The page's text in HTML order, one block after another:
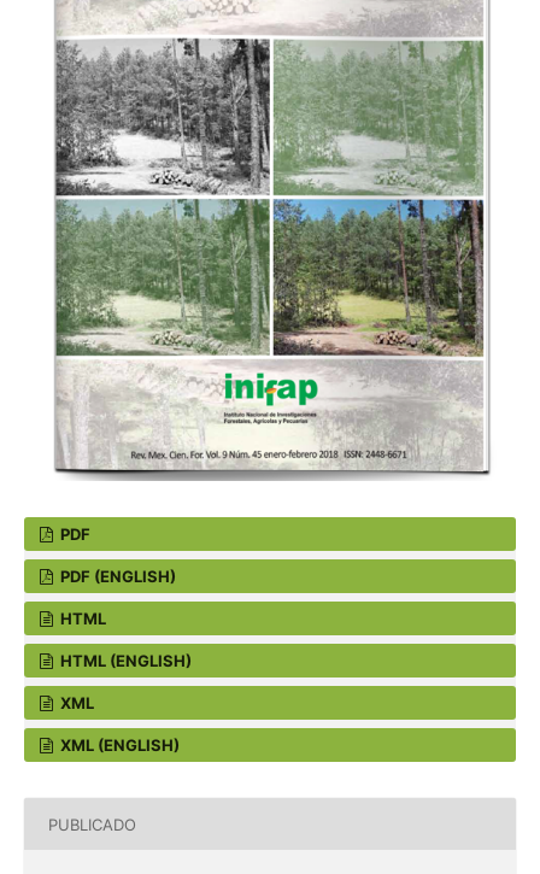
PDF
PDF (ENGLISH)
HTML
HTML (ENGLISH)
XML
XML (ENGLISH)
PUBLICADO